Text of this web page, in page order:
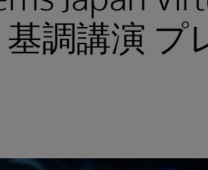
調講演 プ